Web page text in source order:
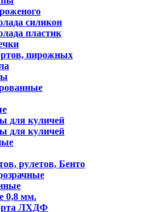
силикон
пластик
пирожных
для куличей
для куличей
рулетов, Бенто
0,8 мм.
ЛХДФ